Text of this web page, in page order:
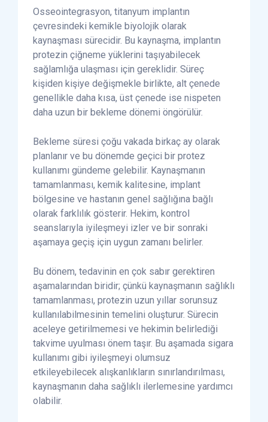
Osseointegrasyon, titanyum implantın
çevresindeki kemikle biyolojik olarak
kaynaşması sürecidir. Bu kaynaşma, implantın
protezin çiğneme yüklerini taşıyabilecek
sağlamlığa ulaşması için gereklidir. Süreç
kişiden kişiye değişmekle birlikte, alt çenede
genellikle daha kısa, üst çenede ise nispeten
daha uzun bir bekleme dönemi öngörülür.
Bekleme süresi çoğu vakada birkaç ay olarak
planlanır ve bu dönemde geçici bir protez
kullanımı gündeme gelebilir. Kaynaşmanın
tamamlanması, kemik kalitesine, implant
bölgesine ve hastanın genel sağlığına bağlı
olarak farklılık gösterir. Hekim, kontrol
seanslarıyla iyileşmeyi izler ve bir sonraki
aşamaya geçiş için uygun zamanı belirler.
Bu dönem, tedavinin en çok sabır gerektiren
aşamalarından biridir; çünkü kaynaşmanın sağlıklı
tamamlanması, protezin uzun yıllar sorunsuz
kullanılabilmesinin temelini oluşturur. Sürecin
aceleye getirilmemesi ve hekimin belirlediği
takvime uyulması önem taşır. Bu aşamada sigara
kullanımı gibi iyileşmeyi olumsuz
etkileyebilecek alışkanlıkların sınırlandırılması,
kaynaşmanın daha sağlıklı ilerlemesine yardımcı
olabilir.